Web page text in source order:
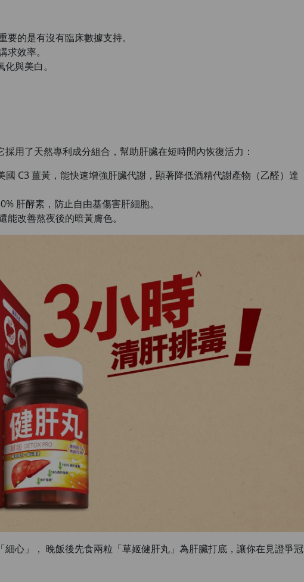
要的是有沒有臨床數據支持。
求效率。
化與美白。
用了天然專利成分組合，幫助肝臟在短時間內恢復活力：
C3 薑黃，能快速增強肝臟代謝，顯著降低酒精代謝產物（乙醛）達
肝酵素，防止自由基傷害肝細胞。
改善熬夜後的暗黃膚色。
心」， 晚飯後先食兩粒「草姬健肝丸」為肝臟打底，讓你在見證爭冠